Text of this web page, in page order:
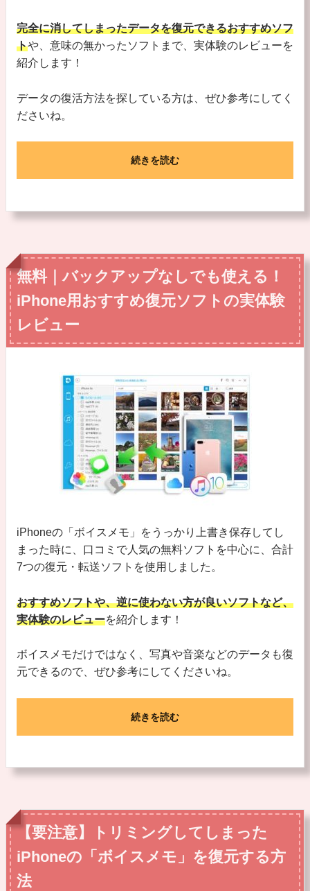
完全に消してしまったデータを復元できるおすすめソフ
トや、意味の無かったソフトまで、実体験のレビューを
紹介します！
データの復活方法を探している方は、ぜひ参考にしてく
ださいね。
続きを読む
無料｜バックアップなしでも使える！
iPhone用おすすめ復元ソフトの実体験
レビュー
iPhoneの「ボイスメモ」をうっかり上書き保存してし
まった時に、口コミで人気の無料ソフトを中心に、合計
7つの復元・転送ソフトを使用しました。
おすすめソフトや、逆に使わない方が良いソフトなど、
実体験のレビューを紹介します！
ボイスメモだけではなく、写真や音楽などのデータも復
元できるので、ぜひ参考にしてくださいね。
続きを読む
【要注意】トリミングしてしまった
iPhoneの「ボイスメモ」を復元する方
法